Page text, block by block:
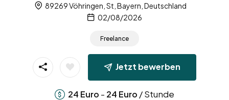
89269 Vöhringen, St, Bayern, Deutschland
02/08/2026
Freelance
Jetzt bewerben
24 Euro - 24 Euro / Stunde